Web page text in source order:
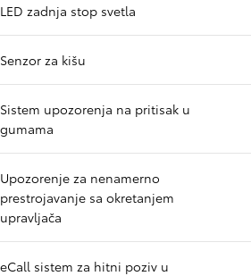
LED zadnja stop svetla
Senzor za kišu
Sistem upozorenja na pritisak u
gumama
Upozorenje za nenamerno
prestrojavanje sa okretanjem
upravljača
eCall sistem za hitni poziv u